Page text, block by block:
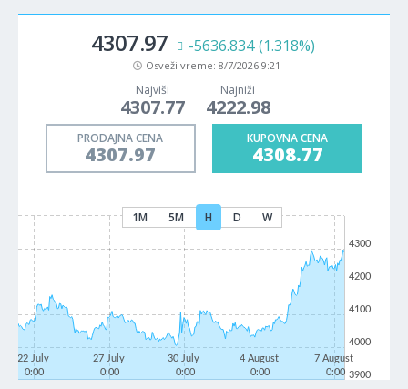
4307.97 -5636.834 (1.318%)
Osveži vreme: 8/7/2026 9:21
Najviši
4307.77
Najniži
4222.98
PRODAJNA CENA
4307.97
KUPOVNA CENA
4308.77
1M 5M H D W
22 July
0:00
27 July
0:00
30 July
0:00
4 August
0:00
7 August
0:00 3900
4000
4100
4200
4300